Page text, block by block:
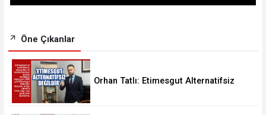
Öne Çıkanlar
Orhan Tatlı: Etimesgut Alternatifsiz